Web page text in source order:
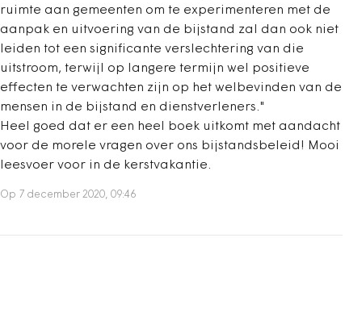
ruimte aan gemeenten om te experimenteren met de
aanpak en uitvoering van de bijstand zal dan ook niet
leiden tot een significante verslechtering van die
uitstroom, terwijl op langere termijn wel positieve
effecten te verwachten zijn op het welbevinden van de
mensen in de bijstand en dienstverleners."
Heel goed dat er een heel boek uitkomt met aandacht
voor de morele vragen over ons bijstandsbeleid! Mooi
leesvoer voor in de kerstvakantie.
Op 7 december 2020, 09:46